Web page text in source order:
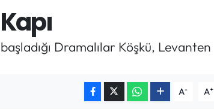
Dramalılar Köşkü, Levanten
A- A+